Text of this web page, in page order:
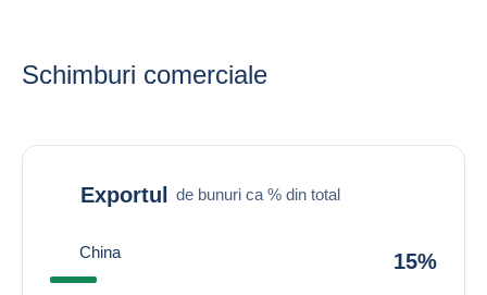
Schimburi comerciale
Exportul de bunuri ca % din total
China 15%